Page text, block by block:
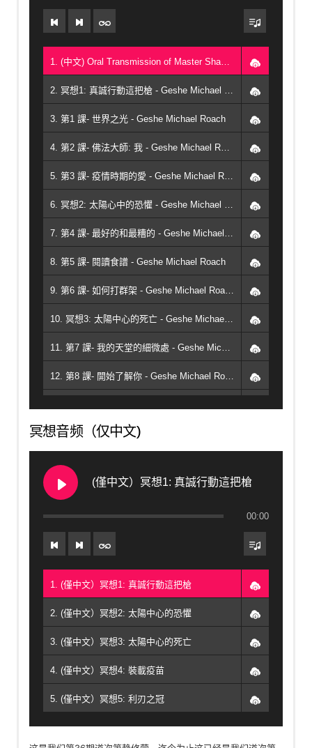
3. 第1 課- 世界之光 - Geshe Michael Roach
8. 第5 課- 閱讀食譜 - Geshe Michael Roach
14. 冥想4: 裝載疫苗 - Geshe Michael Roach
16. 第11 課- 進入網球隊 - Geshe Michael Roach
17. 第12 課- 參觀藝術博物館 - Geshe Michael Roach
18. 冥想5: 利刃之冠 - Geshe Michael Roach
冥想音频（仅中文)
(僅中文）冥想1: 真誠行動這把槍
00:00
1. (僅中文）冥想1: 真誠行動這把槍
2. (僅中文）冥想2: 太陽中心的恐懼
3. (僅中文）冥想3: 太陽中心的死亡
4. (僅中文）冥想4: 裝載疫苗
5. (僅中文）冥想5: 利刃之冠